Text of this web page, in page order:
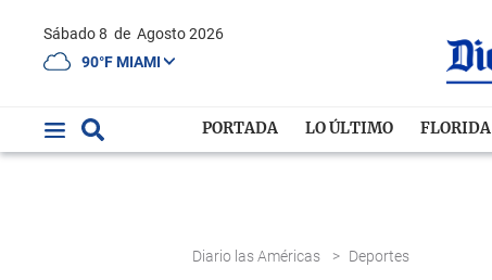
Sábado 8 de Agosto 2026
90°F MIAMI
PORTADA LO ÚLTIMO FLORIDA
Diario las Américas > Deportes